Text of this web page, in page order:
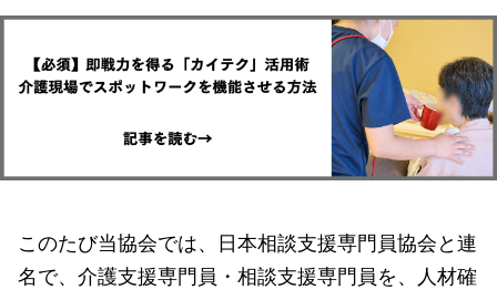
このたび当協会では、日本相談支援専門員協会と連
名で、介護支援専門員・相談支援専門員を、人材確